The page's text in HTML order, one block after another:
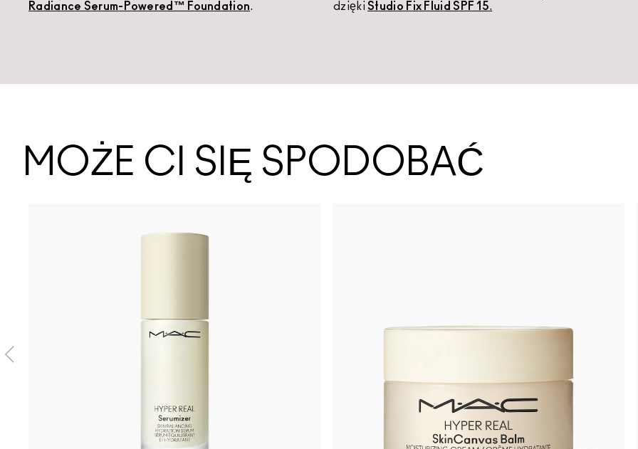
Radiance Serum-Powered™ Foundation.
dzięki Studio Fix Fluid SPF 15.
MOŻE CI SIĘ SPODOBAĆ